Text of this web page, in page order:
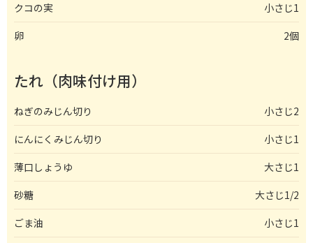
クコの実
小さじ1
卵
2個
たれ（肉味付け用）
ねぎのみじん切り
小さじ2
にんにくみじん切り
小さじ1
薄口しょうゆ
大さじ1
砂糖
大さじ1/2
ごま油
小さじ1